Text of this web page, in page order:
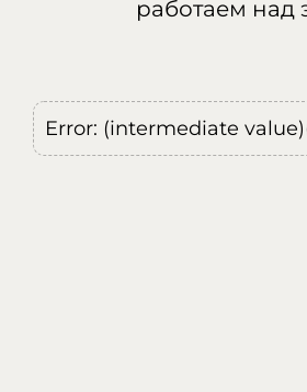
работаем над